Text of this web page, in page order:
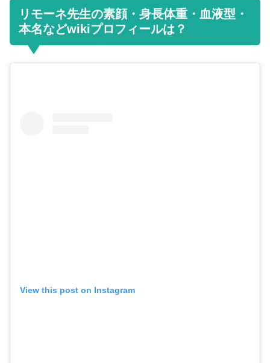
リモーネ先生の素顔・身長体重・血液型・
本名などwikiプロフィールは？
View this post on Instagram